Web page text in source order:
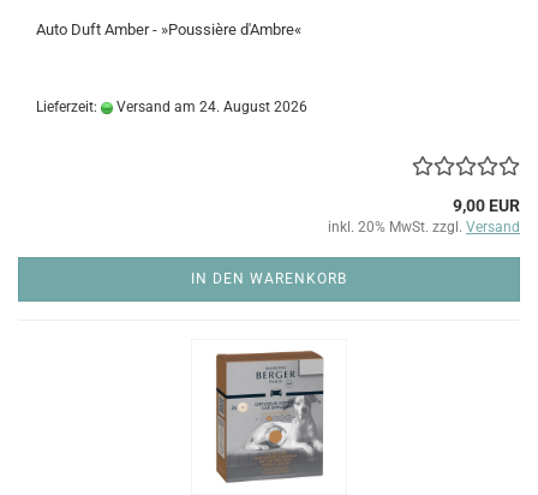
Auto Duft Amber - »Poussière d'Ambre«
Lieferzeit: Versand am 24. August 2026
9,00 EUR
inkl. 20% MwSt. zzgl. Versand
IN DEN WARENKORB